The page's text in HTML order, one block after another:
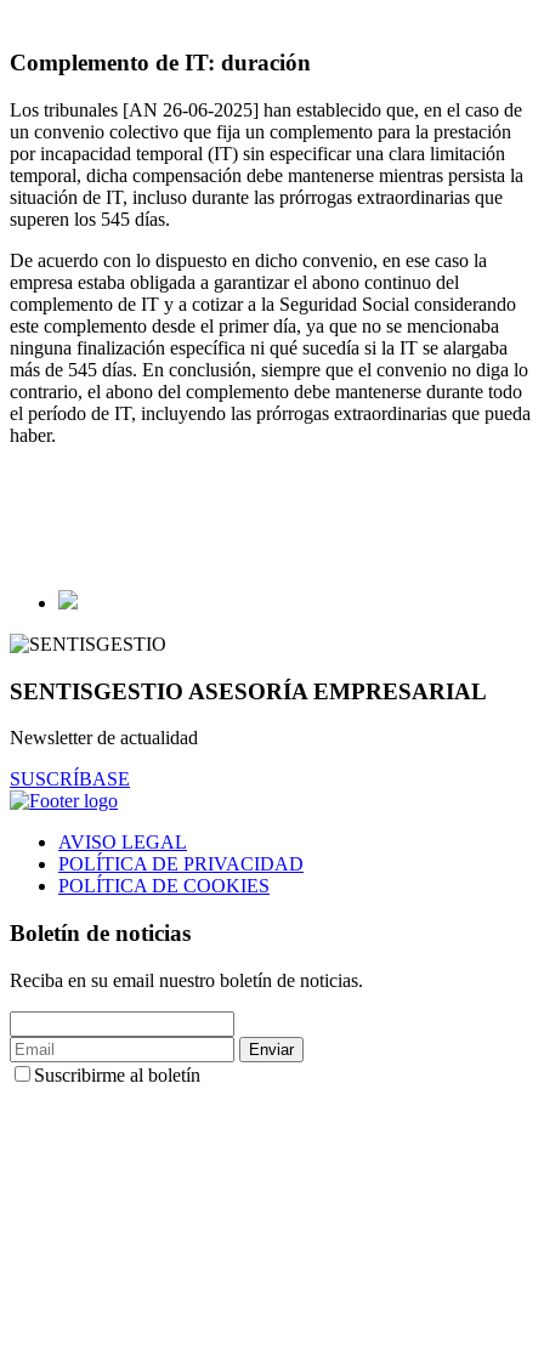
Complemento de IT: duración
Los tribunales [AN 26-06-2025] han establecido que, en el caso de
un convenio colectivo que fija un complemento para la prestación
por incapacidad temporal (IT) sin especificar una clara limitación
temporal, dicha compensación debe mantenerse mientras persista la
situación de IT, incluso durante las prórrogas extraordinarias que
superen los 545 días.
De acuerdo con lo dispuesto en dicho convenio, en ese caso la
empresa estaba obligada a garantizar el abono continuo del
complemento de IT y a cotizar a la Seguridad Social considerando
este complemento desde el primer día, ya que no se mencionaba
ninguna finalización específica ni qué sucedía si la IT se alargaba
más de 545 días. En conclusión, siempre que el convenio no diga lo
contrario, el abono del complemento debe mantenerse durante todo
el período de IT, incluyendo las prórrogas extraordinarias que pueda
haber.
SENTISGESTIO ASESORÍA EMPRESARIAL
Newsletter de actualidad
SUSCRÍBASE
AVISO LEGAL
POLÍTICA DE PRIVACIDAD
POLÍTICA DE COOKIES
Boletín de noticias
Reciba en su email nuestro boletín de noticias.
Enviar
Suscribirme al boletín